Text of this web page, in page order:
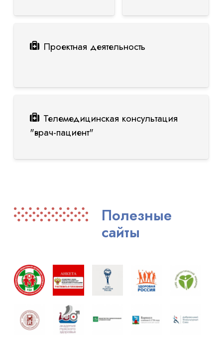
Проектная деятельность
Телемедицинская консультация
"врач-пациент"
Полезные
сайты